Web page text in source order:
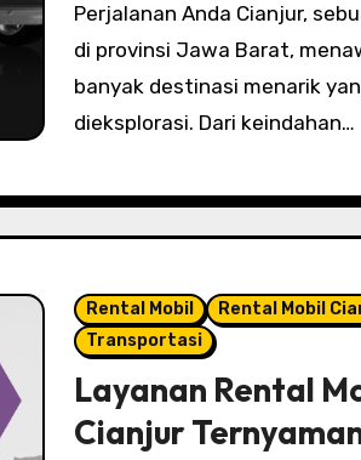
Perjalanan Anda Cianjur,
di provinsi Jawa Barat,
banyak destinasi menarik
dieksplorasi. Dari keindahan…
Rental Mobil
Rental Mobil
Transportasi
Layanan Rental
Cianjur